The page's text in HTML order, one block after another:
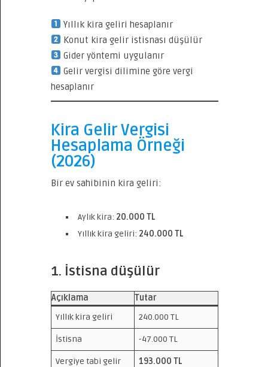
Yıllık kira geliri hesaplanır
Konut kira gelir istisnası düşülür
Gider yöntemi uygulanır
Gelir vergisi dilimine göre vergi
hesaplanır
Kira Gelir Vergisi
Hesaplama Örneği
(2026)
Bir ev sahibinin kira geliri:
Aylık kira: 20.000 TL
Yıllık kira geliri: 240.000 TL
1. İstisna düşülür
Açıklama
Tutar
Yıllık kira geliri
240.000 TL
İstisna -47.000 TL
Vergiye tabi gelir 193.000 TL